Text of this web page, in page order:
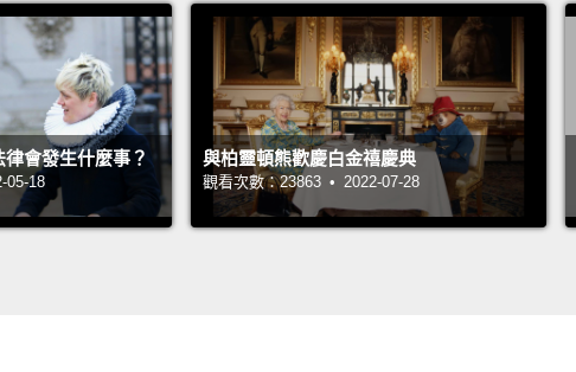
會發生什麼事？
05-18
與柏靈頓熊歡慶白金禧慶典
觀看次數：23863 • 2022-07-28